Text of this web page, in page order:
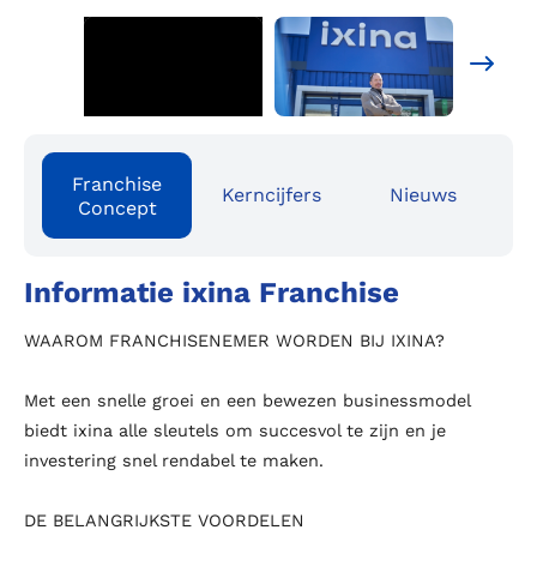
Franchise
Concept
Kerncijfers Nieuws
Informatie ixina Franchise
WAAROM FRANCHISENEMER WORDEN BIJ IXINA?
Met een snelle groei en een bewezen businessmodel
biedt ixina alle sleutels om succesvol te zijn en je
investering snel rendabel te maken.
DE BELANGRIJKSTE VOORDELEN